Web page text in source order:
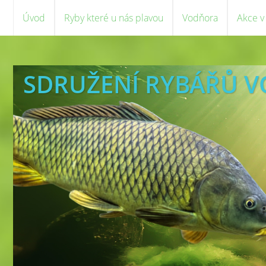
Úvod Ryby které u nás plavou Vodňora Akce
SDRUŽENÍ RYBÁŘŮ